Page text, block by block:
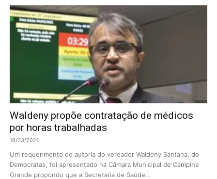
Waldeny propõe contratação de médicos
por horas trabalhadas
18/03/2021
Um requerimento de autoria do vereador Waldeny Santana, do
Democratas, foi apresentado na Câmara Municipal de Campina
Grande propondo que a Secretaria de Saúde...